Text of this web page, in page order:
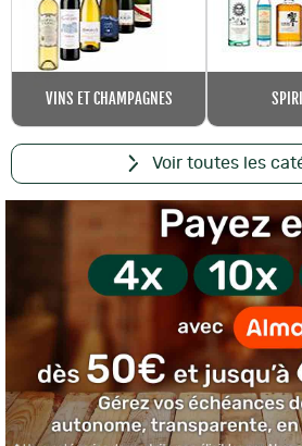
VINS ET CHAMPAGNES
Voir toutes les